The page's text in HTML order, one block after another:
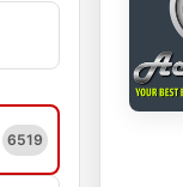
6519